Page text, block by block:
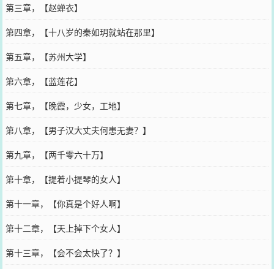
第三章，【赵蝉衣】
第四章，【十八岁的秦如玥就站在那里】
第五章，【苏州大学】
第六章，【蓝莲花】
第七章，【晚霞，少女，工地】
第八章，【男子汉大丈夫何患无妻？】
第九章，【两千零六十万】
第十章，【提着小提琴的女人】
第十一章，【你真是个好人啊】
第十二章，【天上掉下个女人】
第十三章，【会不会太快了？】